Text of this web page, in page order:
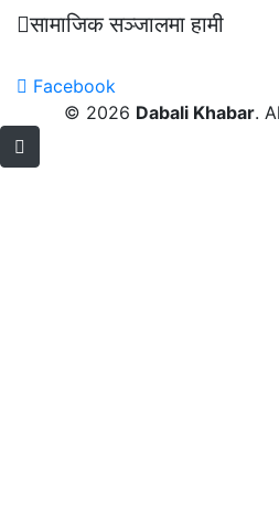
सामाजिक सञ्जालमा हामी
Facebook
© 2026 Dabali Khabar.